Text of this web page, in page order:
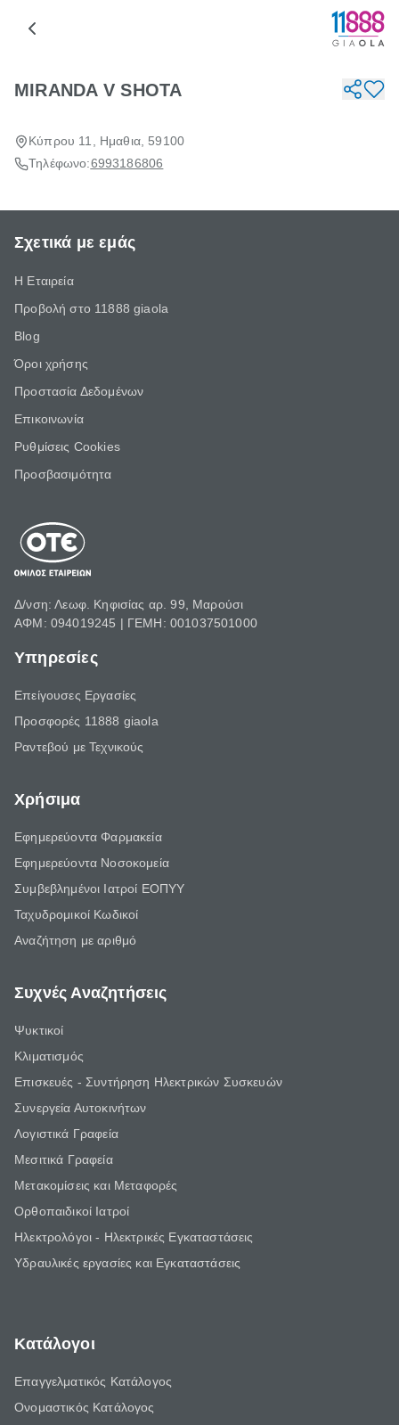
MIRANDA V SHOTA
Κύπρου 11, Ημαθια, 59100
Τηλέφωνο:6993186806
Σχετικά με εμάς
Η Εταιρεία
Προβολή στο 11888 giaola
Blog
Όροι χρήσης
Προστασία Δεδομένων
Επικοινωνία
Ρυθμίσεις Cookies
Προσβασιμότητα
Δ/νση: Λεωφ. Κηφισίας αρ. 99, Μαρούσι
ΑΦΜ: 094019245 | ΓΕΜΗ: 001037501000
Υπηρεσίες
Επείγουσες Εργασίες
Προσφορές 11888 giaola
Ραντεβού με Τεχνικούς
Χρήσιμα
Εφημερεύοντα Φαρμακεία
Εφημερεύοντα Νοσοκομεία
Συμβεβλημένοι Ιατροί ΕΟΠΥΥ
Ταχυδρομικοί Κωδικοί
Αναζήτηση με αριθμό
Συχνές Αναζητήσεις
Ψυκτικοί
Κλιματισμός
Επισκευές - Συντήρηση Ηλεκτρικών Συσκευών
Συνεργεία Αυτοκινήτων
Λογιστικά Γραφεία
Μεσιτικά Γραφεία
Μετακομίσεις και Μεταφορές
Ορθοπαιδικοί Ιατροί
Ηλεκτρολόγοι - Ηλεκτρικές Εγκαταστάσεις
Υδραυλικές εργασίες και Εγκαταστάσεις
Κατάλογοι
Επαγγελματικός Κατάλογος
Ονομαστικός Κατάλογος